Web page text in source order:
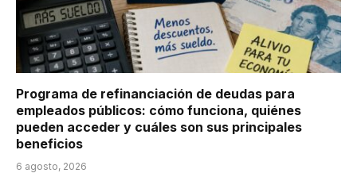
Programa de refinanciación de deudas para
empleados públicos: cómo funciona, quiénes
pueden acceder y cuáles son sus principales
beneficios
6 agosto, 2026